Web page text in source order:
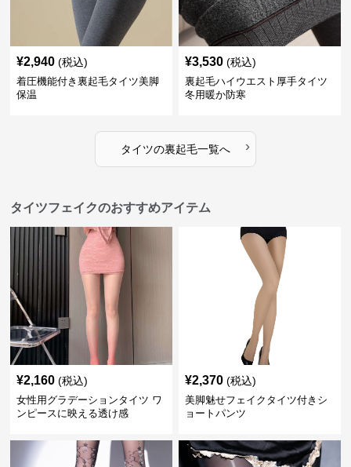
¥2,940 (税込)
着圧機能付き裏起毛タイツ美脚
保温
¥3,530 (税込)
裏起毛ハイウエスト厚手タイツ
冬用暖か防寒
タイツの裏起毛一覧へ ›
タイツフェイクのおすすめアイテム
¥2,160 (税込)
女性用グラデーションタイツ ワ
ンピースに映える透け感
¥2,370 (税込)
美脚魅せフェイクタイツ付きシ
ョートパンツ